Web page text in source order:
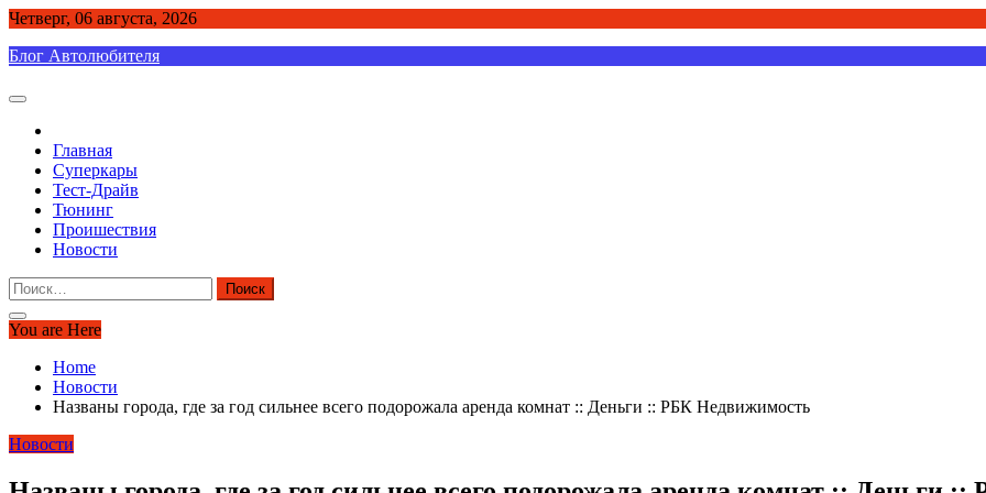
Skip
content
Четверг, 06 августа, 2026
Блог Автолюбителя
Главная
Суперкары
Тест-Драйв
Тюнинг
Проишествия
Новости
Найти:
You are Here
Home
Новости
Названы города, где за год сильнее всего подорожала аренда комнат :: Деньги :: РБК Недвижимость
Новости